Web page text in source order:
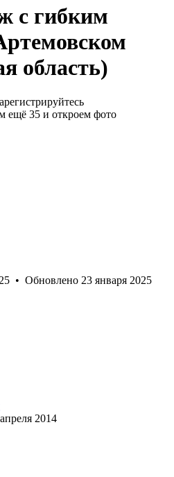
с гибким
область)
ещё 35 и откроем фото
• Обновлено 23 января 2025
2014